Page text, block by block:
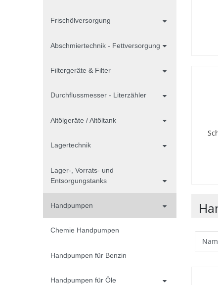
Frischölversorgung
Abschmiertechnik - Fettversorgung
Filtergeräte & Filter
Durchflussmesser - Literzähler
Altölgeräte / Altöltank
Lagertechnik
Lager-, Vorrats- und
Entsorgungstanks
Handpumpen
Chemie Handpumpen
Handpumpen für Benzin
Handpumpen für Öle